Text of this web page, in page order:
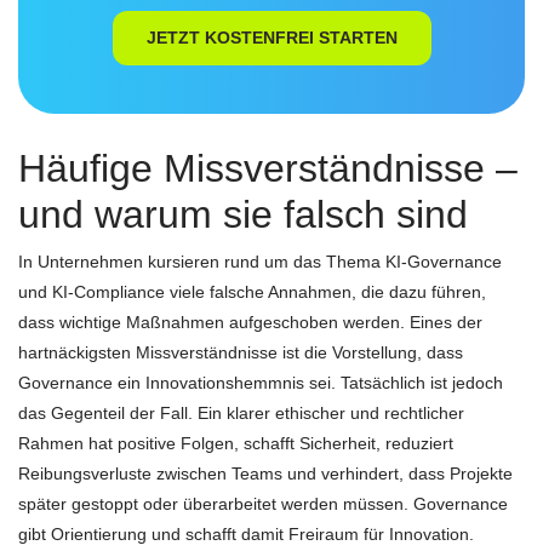
JETZT KOSTENFREI STARTEN
Häufige Missverständnisse –
und warum sie falsch sind
In Unternehmen kursieren rund um das Thema KI-Governance
und KI-Compliance viele falsche Annahmen, die dazu führen,
dass wichtige Maßnahmen aufgeschoben werden. Eines der
hartnäckigsten Missverständnisse ist die Vorstellung, dass
Governance ein Innovationshemmnis sei. Tatsächlich ist jedoch
das Gegenteil der Fall. Ein klarer ethischer und rechtlicher
Rahmen hat positive Folgen, schafft Sicherheit, reduziert
Reibungsverluste zwischen Teams und verhindert, dass Projekte
später gestoppt oder überarbeitet werden müssen. Governance
gibt Orientierung und schafft damit Freiraum für Innovation.